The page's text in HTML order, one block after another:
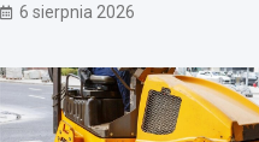
6 sierpnia 2026